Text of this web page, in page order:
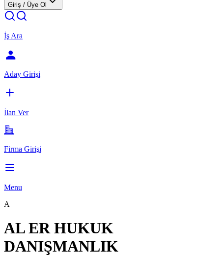
Giriş / Üye Ol
İş Ara
Aday Girişi
İlan Ver
Firma Girişi
Menu
A
AL ER HUKUK
DANIŞMANLIK